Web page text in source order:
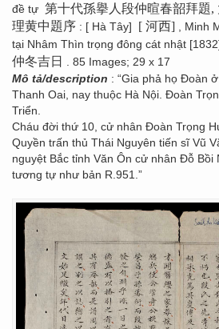
đề tự 第十代孫擧人段仲暄春韶拜題,
理黄中題序 : [ Hà Tây] [ 河西] , Minh
tại Nhâm Thìn trọng đông cát nhật
仲冬吉日 . 85 Images; 29 x 17
Mô tả/description : “Gia phả họ Đoàn
Thanh Oai, nay thuộc Hà Nội. Đoàn
Triển.
Cháu đời thứ 10, cử nhân Đoàn Trọng
Quyền trấn thủ Thái Nguyên tiến sĩ Vũ
nguyệt Bắc tỉnh Văn Ôn cử nhân Đỗ Bồi
tương tự như bản R.951.”